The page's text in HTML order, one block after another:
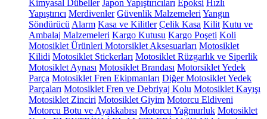
Kimyasal Dübeller Japon Yapıştırıcıları Epoksi Hızlı
Yapıştırıcı Merdivenler Güvenlik Malzemeleri Yangın
Söndürücü Alarm Kasa ve Kilitler Çelik Kasa Kilit Kutu ve
Ambalaj Malzemeleri Kargo Kutusu Kargo Poşeti Koli
Motosiklet Ürünleri Motorsiklet Aksesuarları Motosiklet
Kilidi Motosiklet Stickerları Motosiklet Rüzgarlık ve Siperlik
Motosiklet Aynası Motosiklet Brandası Motorsiklet Yedek
Parça Motosiklet Fren Ekipmanları Diğer Motosiklet Yedek
Parçaları Motosiklet Fren ve Debriyaj Kolu Motosiklet Kayışı
Motosiklet Zinciri Motosiklet Giyim Motorcu Eldiveni
Motorcu Botu ve Ayakkabısı Motorcu Yağmurluk Motosiklet